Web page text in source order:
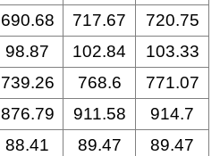
690.68 717.67
720.75
98.87 102.84
103.33
739.26 768.6
771.07
876.79 911.58
914.7
88.41 89.47
89.47